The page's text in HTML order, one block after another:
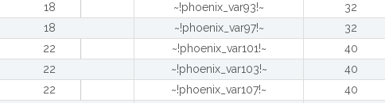
18 ~!phoenix_var93!~
32
18 ~!phoenix_var97!~
32
22 ~!phoenix_var101!~
40
22 ~!phoenix_var103!~
40
22 ~!phoenix_var107!~
40